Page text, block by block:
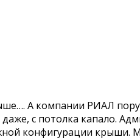
А компании РИАЛ
с потолка капало.
конфигурации крыши.